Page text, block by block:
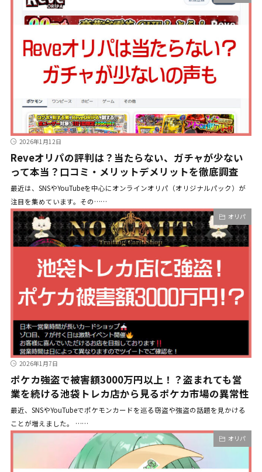
2026年1月12日
Reveオリパの評判は？当たらない、ガチャが少ない
って本当？口コミ・メリットデメリットを徹底調査
最近は、SNSやYouTubeを中心にオンラインオリパ（オリジナルパック）が
注目を集めています。その……
オリパ
2026年1月7日
ポケカ強盗で被害額3000万円以上！？盗まれても営
業を続ける池袋トレカ店から見るポケカ市場の異常性
最近、SNSやYouTubeでポケモンカードを巡る窃盗や強盗の話題を見かける
ことが増えました。 ……
オリパ